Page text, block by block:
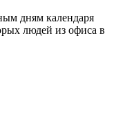
дням календаря
людей из офиса в